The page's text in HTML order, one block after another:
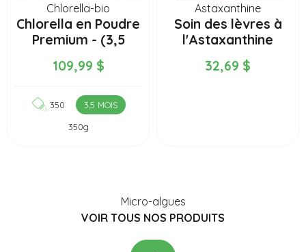
Chlorella-bio
Chlorella en Poudre
Premium - (3,5
mois) 350g
109,99 $
350
3,5 MOIS
350g
Astaxanthine
Soin des lèvres à
l'Astaxanthine
nourrissant et...
32,69 $
Micro-algues
VOIR TOUS NOS PRODUITS